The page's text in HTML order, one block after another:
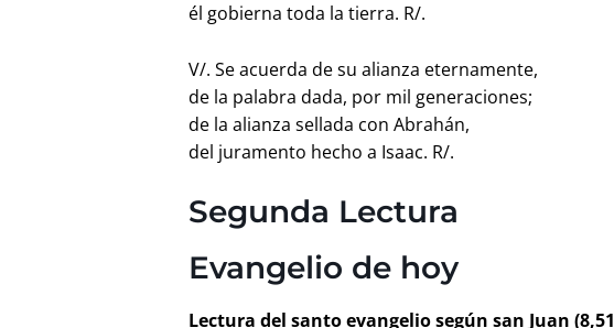
él gobierna toda la tierra. R/.
V/. Se acuerda de su alianza eternamente,
de la palabra dada, por mil generaciones;
de la alianza sellada con Abrahán,
del juramento hecho a Isaac. R/.
Segunda Lectura
Evangelio de hoy
Lectura del santo evangelio según san Juan